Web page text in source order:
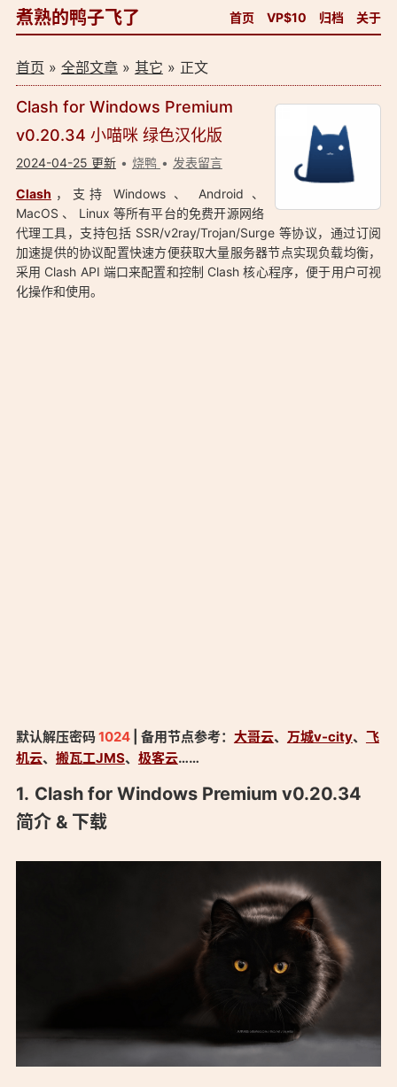
煮熟的鸭子飞了 首页 VP$10 归档 关于
首页 » 全部文章» 其它 » 正文
Clash for Windows Premium
v0.20.34 小喵咪 绿色汉化版
2024-04-25 更新 烧鸭 发表留言
Clash ，支持 Windows 、 Android 、
MacOS 、 Linux 等所有平台的免费开源网络
代理工具，支持包括 SSR/v2ray/Trojan/Surge 等协议，通过订阅
加速提供的协议配置快速方便获取大量服务器节点实现负载均衡，
采用 Clash API 端口来配置和控制 Clash 核心程序，便于用户可视
化操作和使用。
默认解压密码1024| 备用节点参考： 大哥云、 万城v-city、 飞
机云、 搬瓦工JMS、 极客云……
Clash for Windows Premium v0.20.34
简介 & 下载